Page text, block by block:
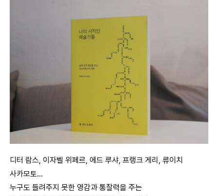
디터 람스, 이자벨 위페르, 에드 루샤, 프랭크 게리, 류이치
사카모토…
누구도 들려주지 못한 영감과 통찰력을 주는